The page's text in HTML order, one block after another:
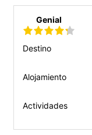
Genial
Destino
Alojamiento
Actividades